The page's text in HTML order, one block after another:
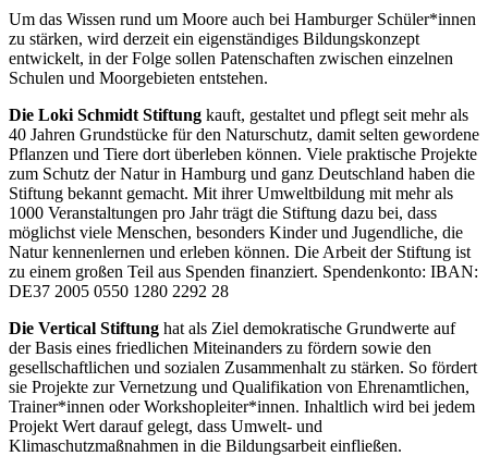
Um das Wissen rund um Moore auch bei Hamburger Schüler*innen
zu stärken, wird derzeit ein eigenständiges Bildungskonzept
entwickelt, in der Folge sollen Patenschaften zwischen einzelnen
Schulen und Moorgebieten entstehen.
Die Loki Schmidt Stiftung kauft, gestaltet und pflegt seit mehr als
40 Jahren Grundstücke für den Naturschutz, damit selten gewordene
Pflanzen und Tiere dort überleben können. Viele praktische Projekte
zum Schutz der Natur in Hamburg und ganz Deutschland haben die
Stiftung bekannt gemacht. Mit ihrer Umweltbildung mit mehr als
1000 Veranstaltungen pro Jahr trägt die Stiftung dazu bei, dass
möglichst viele Menschen, besonders Kinder und Jugendliche, die
Natur kennenlernen und erleben können. Die Arbeit der Stiftung ist
zu einem großen Teil aus Spenden finanziert. Spendenkonto: IBAN:
DE37 2005 0550 1280 2292 28
Die Vertical Stiftung hat als Ziel demokratische Grundwerte auf
der Basis eines friedlichen Miteinanders zu fördern sowie den
gesellschaftlichen und sozialen Zusammenhalt zu stärken. So fördert
sie Projekte zur Vernetzung und Qualifikation von Ehrenamtlichen,
Trainer*innen oder Workshopleiter*innen. Inhaltlich wird bei jedem
Projekt Wert darauf gelegt, dass Umwelt- und
Klimaschutzmaßnahmen in die Bildungsarbeit einfließen.